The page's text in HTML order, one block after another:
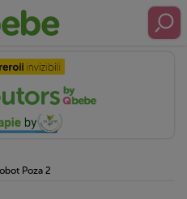
Poza 2